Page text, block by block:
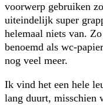
voorwerp gebruiken
uiteindelijk super
helemaal niets van.
benoemd als wc-
nog veel meer.
Ik vind het een hele
lang duurt, misschien